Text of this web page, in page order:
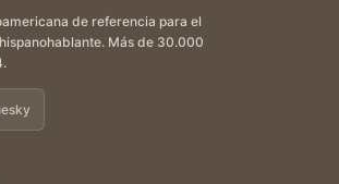
de referencia para el
Más de 30.000